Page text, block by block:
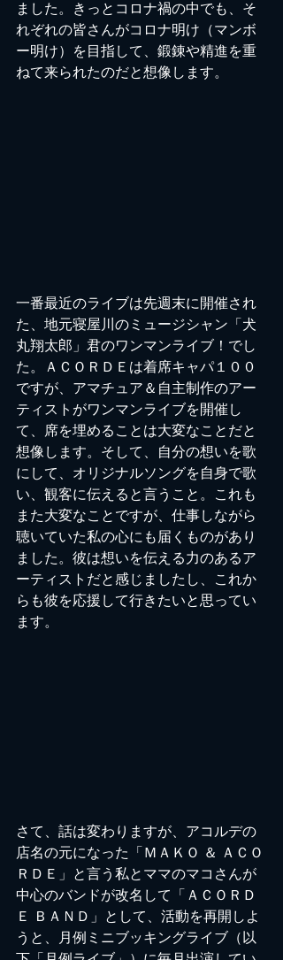
ました。きっとコロナ禍の中でも、そ
れぞれの皆さんがコロナ明け（マンボ
ー明け）を目指して、鍛錬や精進を重
ねて来られたのだと想像します。
一番最近のライブは先週末に開催され
た、地元寝屋川のミュージシャン「犬
丸翔太郎」君のワンマンライブ！でし
た。ＡＣＯＲＤＥは着席キャパ１００
ですが、アマチュア＆自主制作のアー
ティストがワンマンライブを開催し
て、席を埋めることは大変なことだと
想像します。そして、自分の想いを歌
にして、オリジナルソングを自身で歌
い、観客に伝えると言うこと。これも
また大変なことですが、仕事しながら
聴いていた私の心にも届くものがあり
ました。彼は想いを伝える力のあるア
ーティストだと感じましたし、これか
らも彼を応援して行きたいと思ってい
ます。
さて、話は変わりますが、アコルデの
店名の元になった「ＭＡＫＯ ＆ ＡＣＯ
ＲＤＥ」と言う私とママのマコさんが
中心のバンドが改名して「ＡＣＯＲＤ
Ｅ ＢＡＮＤ」として、活動を再開しよ
うと、月例ミニブッキングライブ（以